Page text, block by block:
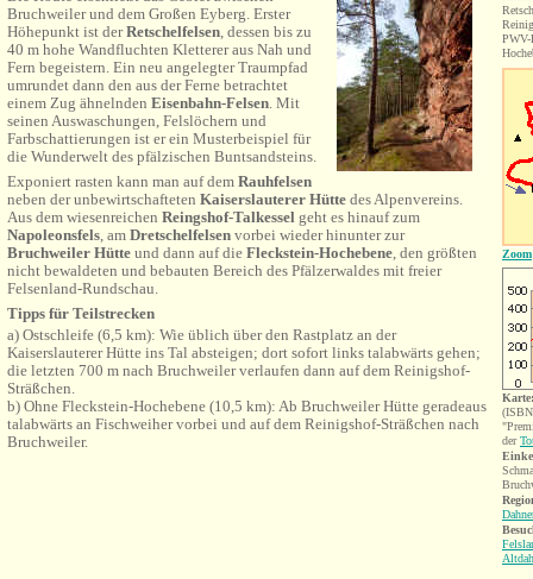
Bruchweiler und dem Großen Eyberg. Erster
Höhepunkt ist derRetschelfelsen, dessen bis zu
40 m hohe Wandfluchten Kletterer aus Nah und
Fern begeistern. Ein neu angelegter Traumpfad
umrundet dann den aus der Ferne betrachtet
einem Zug ähnelnden Eisenbahn-Felsen. Mit
seinen Auswaschungen, Felslöchern und
Farbschattierungen ist er ein Musterbeispiel für
die Wunderwelt des pfälzischen Buntsandsteins.
Exponiert rasten kann man auf dem Rauhfelsen
neben der unbewirtschafteten Kaiserslauterer Hütte des Alpenvereins.
Aus dem wiesenreichen Reingshof-Talkessel geht es hinauf zum
Napoleonsfels, am Dretschelfelsen vorbei wieder hinunter zur
Bruchweiler Hütte und dann auf die Fleckstein-Hochebene, den größten
nicht bewaldeten und bebauten Bereich des Pfälzerwaldes mit freier
Felsenland-Rundschau.
Tipps für Teilstrecken
a) Ostschleife (6,5 km): Wie üblich über den Rastplatz an der
Kaiserslauterer Hütte ins Tal absteigen; dort sofort links talabwärts gehen;
die letzten 700 m nach Bruchweiler verlaufen dann auf dem Reinigshof-
Sträßchen.
b) Ohne Fleckstein-Hochebene (10,5 km): Ab Bruchweiler Hütte geradeaus
talabwärts an Fischweiher vorbei und auf dem Reinigshof-Sträßchen nach
Bruchweiler.
PWV-
Zoom
Karte:
der